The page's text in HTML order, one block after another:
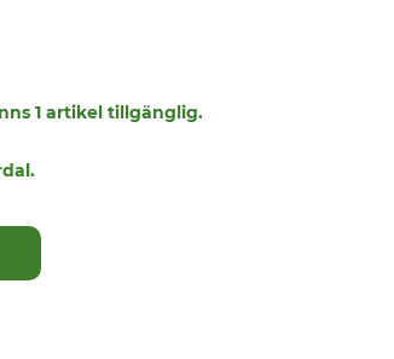
1 artikel tillgänglig.